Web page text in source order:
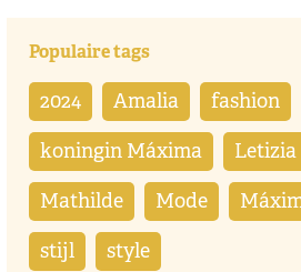
Populaire tags
2024 Amalia fashion
koningin Máxima Letizia
Mathilde Mode
stijl style